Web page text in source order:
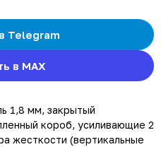
Telegram
в MAX
1,8 мм, закрытый
короб, усиливающие 2
жесткости (вертикальные